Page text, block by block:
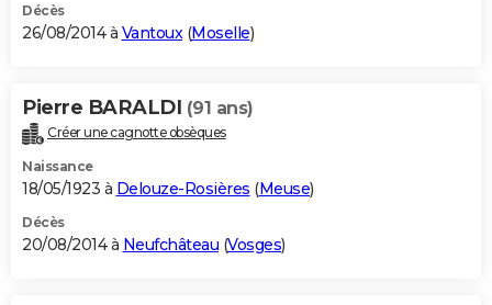
Décès
26/08/2014 à Vantoux(Moselle)
Pierre BARALDI (91 ans)
Créer une cagnotte obsèques
Naissance
18/05/1923 à Delouze-Rosières (Meuse)
Décès
20/08/2014 à Neufchâteau (Vosges)